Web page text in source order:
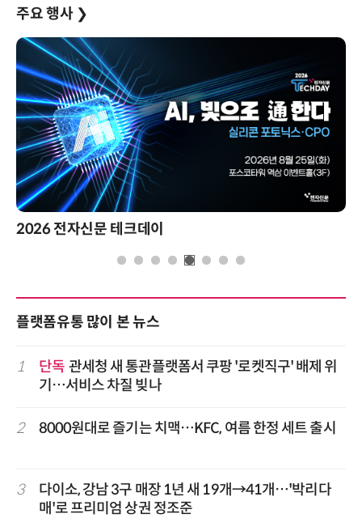
주요 행사 ❯
2026 전자신문 테크데이
플랫폼유통 많이 본 뉴스
1 단독 관세청 새 통관플랫폼서 쿠팡 '로켓직구' 배제 위
기…서비스 차질 빚나
2 8000원대로 즐기는 치맥…KFC, 여름 한정 세트 출시
3
다이소, 강남 3구 매장 1년 새 19개→41개…'박리다
매'로 프리미엄 상권 정조준